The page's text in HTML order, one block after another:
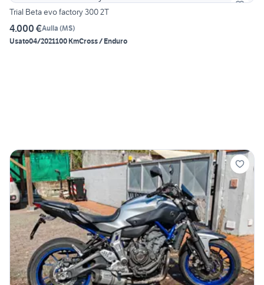
Trial Beta evo factory 300 2T
4.000 €Aulla (MS)
Usato04/2021100 KmCross / Enduro